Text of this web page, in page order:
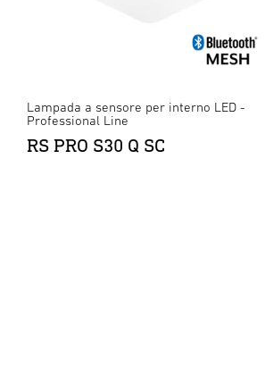
Lampada a sensore per interno LED -
Professional Line
RS PRO S30 Q SC